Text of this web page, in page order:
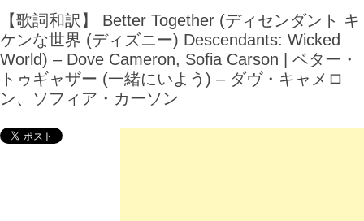
【歌詞和訳】 Better Together (ディセンダント キ
ケンな世界 (ディズニー) Descendants: Wicked
World) – Dove Cameron, Sofia Carson | ベター・
トゥギャザー (一緒にいよう) – ダヴ・キャメロ
ン、ソフィア・カーソン